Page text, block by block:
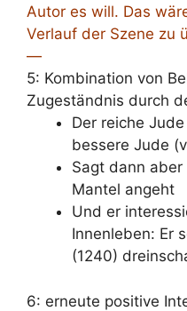
Autor es will. Das
Verlauf der Szene zu
—
5: Kombination von
Zugeständnis durch
Der reiche
bessere Jude
Sagt dann aber
Mantel angeht
Und er
Innenleben: Er
(1240)
6: erneute positive